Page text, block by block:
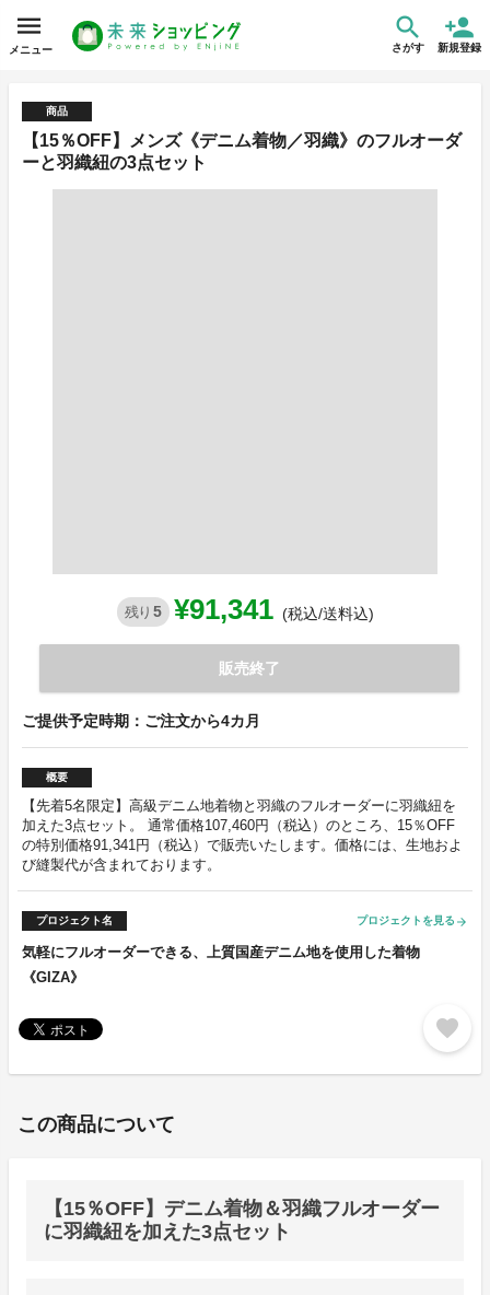
メニュー さがす 新規登録
商品
【15％OFF】メンズ《デニム着物／羽織》のフルオーダ
ーと羽織紐の3点セット
残り 5 ¥91,341 (税込/送料込)
販売終了
ご提供予定時期：ご注文から4カ月
概要
【先着5名限定】高級デニム地着物と羽織のフルオーダーに羽織紐を
加えた3点セット。 通常価格107,460円（税込）のところ、15％OFF
の特別価格91,341円（税込）で販売いたします。価格には、生地およ
び縫製代が含まれております。
プロジェクト名 プロジェクトを見る arrow_forward
気軽にフルオーダーできる、上質国産デニム地を使用した着物
《GIZA》
favorite
この商品について
【15％OFF】デニム着物＆羽織フルオーダー
に羽織紐を加えた3点セット